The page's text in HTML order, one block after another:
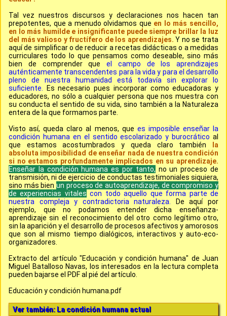
Tal vez nuestros discursos y declaraciones nos hacen tan
prepotentes, que a menudo olvidamos que en lo más sencillo,
en lo más humilde e insignificante puede siempre brillar la luz
del más valioso y fructífero de los aprendizajes. Y no se trata
aquí de simplificar o de reducir a recetas didácticas o a medidas
curriculares todo lo que pensamos como deseable, sino más
bien de comprender que el campo de los aprendizajes
auténticamente transcendentes para la vida y para el desarrollo
pleno de nuestra humanidad está todavía sin explorar lo
suficiente.
Es necesario pues incorporar como educadoras y
educadores, no sólo a cualquier persona que nos muestra con
su conducta el sentido de su vida, sino también a la Naturaleza
entera de la que formamos parte.
Visto así, queda claro al menos, que es imposible enseñar la
condición humana en el sentido escolarizado y burocrático al
que estamos acostumbrados y queda claro también
la
absoluta imposibilidad de enseñar nada de nuestra condición
si no estamos profundamente implicados en su aprendizaje.
Enseñar la condición humana es por tanto, no un proceso de
transmisión, ni de ejercicio de conductas testimoniales siquiera,
sino más bien un proceso de autoaprendizaje, de compromiso y
de experiencias vitales con todo aquello que forma parte de
nuestra compleja y contradictoria naturaleza.
De aquí por
ejemplo, que no podamos entender dicha enseñanza-
aprendizaje sin el reconocimiento del otro como legítimo otro,
sin la aparición y el desarrollo de procesos afectivos y amorosos
que son al mismo tiempo dialógicos, interactivos y auto-eco-
organizadores.
Extracto del artículo "Educación y condición humana" de Juan
Miguel Batalloso Navas, los interesados en la lectura completa
pueden bajarse el PDF al pié del artículo.
Educación y condición humana.pdf
Ver también: La condición humana actual